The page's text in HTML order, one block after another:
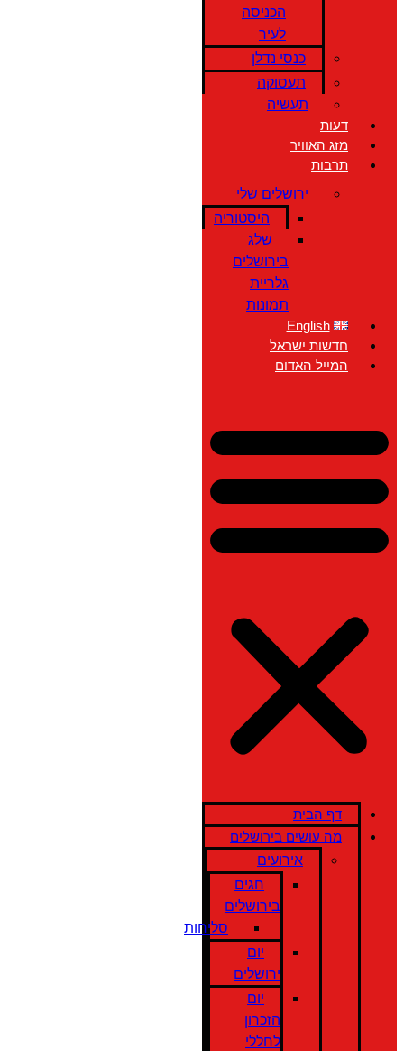
הכניסה
לעיר
כנסי נדלן
תעסוקה
תעשיה
דעות
מזג האוויר
תרבות
ירושלים שלי
היסטוריה
שלג
בירושלים
גלריית
תמונות
English
חדשות ישראל
המייל האדום
דף הבית
מה עושים בירושלים
אירועים
חגים
בירושלים
סליחות
יום
ירושלים
יום
הזכרון
לחללי